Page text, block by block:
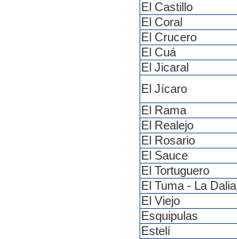
El Castillo
El Coral
El Crucero
El Cuá
El Jicaral
El Jícaro
El Rama
El Realejo
El Rosario
El Sauce
El Tortuguero
El Tuma - La Dalia
El Viejo
Esquipulas
Estelí